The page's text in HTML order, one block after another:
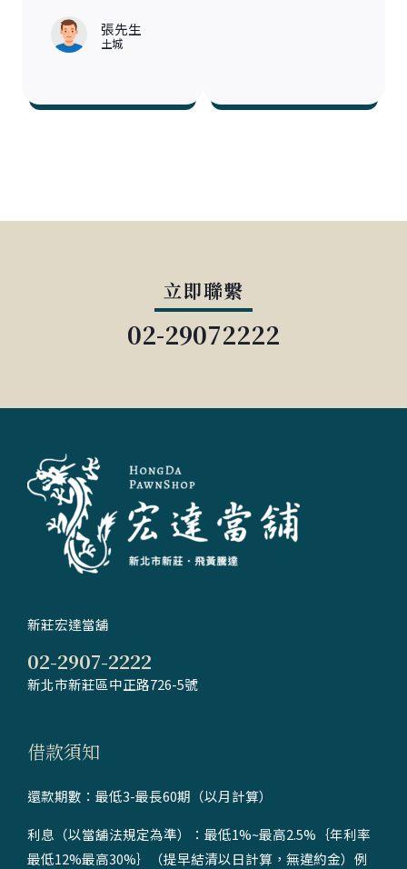
張先生
土城
立即聯繫
02-29072222
新莊宏達當舖
02-2907-2222
新北市新莊區中正路726-5號
借款須知
還款期數：最低3-最長60期（以月計算）
利息（以當舖法規定為準）：最低1%~最高2.5%｛年利率
最低12%最高30%｝（提早結清以日計算，無違約金）例